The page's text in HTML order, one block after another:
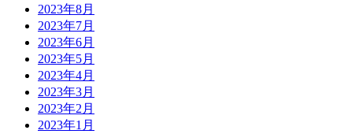
2023年8月
2023年7月
2023年6月
2023年5月
2023年4月
2023年3月
2023年2月
2023年1月